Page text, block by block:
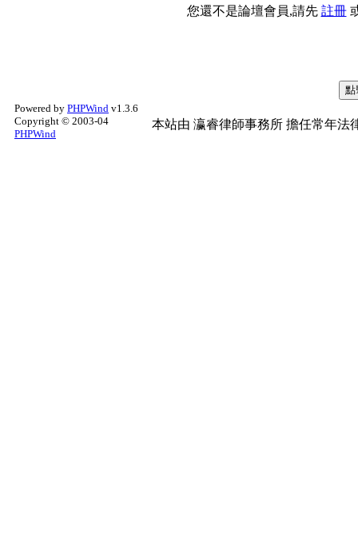
您還不是論壇會員,請先 註冊
Powered by PHPWind v1.3.6
Copyright © 2003-04
PHPWind
本站由 瀛睿律師事務所 擔任常年法